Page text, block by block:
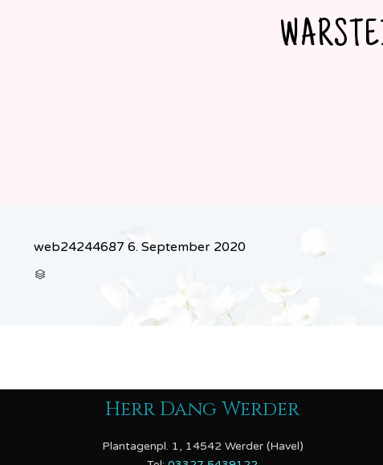
web24244687 6. September 2020

Herr Dang Werder
Plantagenpl. 1, 14542 Werder (Havel)